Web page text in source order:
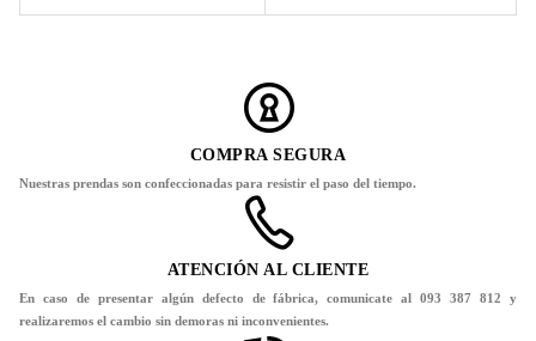
COMPRA SEGURA
Nuestras prendas son confeccionadas para resistir el paso del tiempo.
ATENCIÓN AL CLIENTE
En caso de presentar algún defecto de fábrica, comunicate al 093 387 812 y
realizaremos el cambio sin demoras ni inconvenientes.